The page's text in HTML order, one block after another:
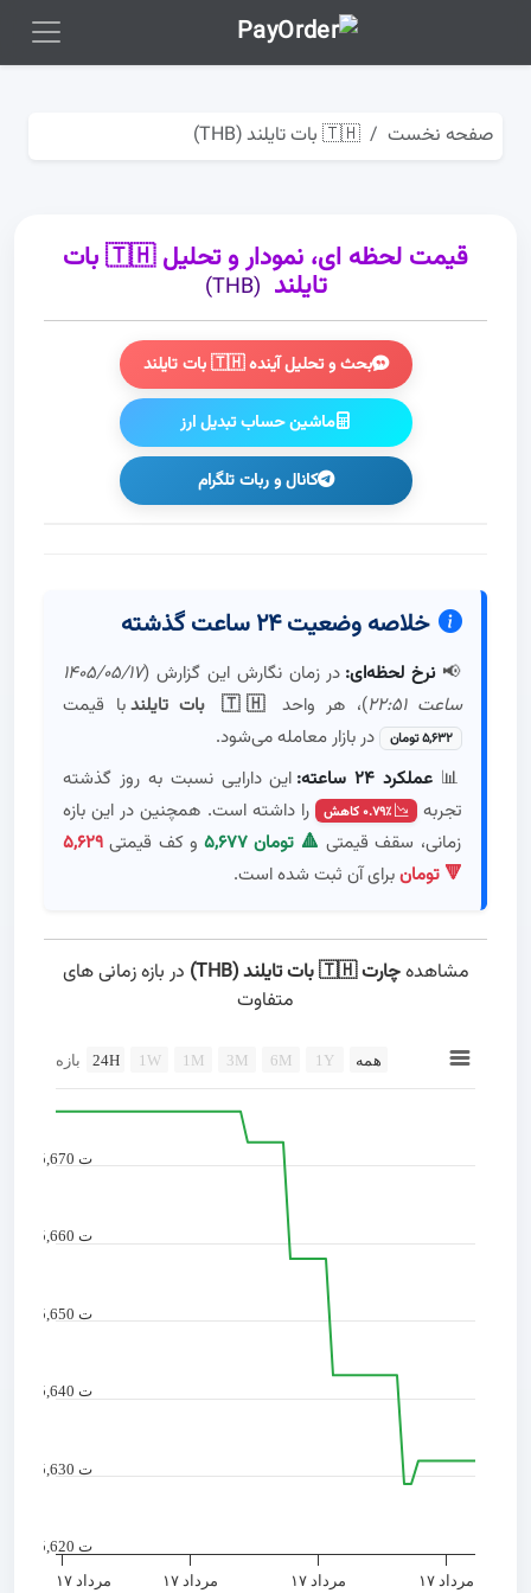
صفحه نخست 🇹🇭 بات تایلند (THB)
قیمت لحظه ای، نمودار و تحلیل 🇹🇭 بات
تایلند (THB)
بحث و تحلیل آینده 🇹🇭 بات تایلند
ماشین حساب تبدیل ارز
کانال و ربات تلگرام
خلاصه وضعیت ۲۴ ساعت گذشته
📢نرخ لحظه‌ای: در زمان نگارش این گزارش (۱۴۰۵/۰۵/۱۷
ساعت ۲۲:۵۱
)، هر واحد 🇹🇭 بات تایلند با قیمت
۵,۶۳۲ تومان
در بازار معامله می‌شود.
📊 عملکرد ۲۴ ساعته:
این دارایی نسبت به روز گذشته
تجربه
۰.۷۹٪ کاهش
را داشته است. همچنین در این بازه
زمانی، سقف قیمتی ۵,۶۷۷ تومان 🔺 و کف قیمتی ۵,۶۲۹
تومان 🔻
برای آن ثبت شده است.
مشاهدهچارت 🇹🇭 بات تایلند (THB)
در بازه زمانی های
متفاوت
Combination chart with 2 data series.
chart has 2 X axes displaying Time, and navigator-x-axis.
has 2 Y axes displaying values, and navigator-y-axis.
بازه 24H 1W 1M 3M 6M 1Y همه
مرداد ۱۷ مرداد ۱۷ مرداد ۱۷ مرداد ۱۷
5,620 ت
5,630 ت
5,640 ت
5,650 ت
5,660 ت
5,670 ت